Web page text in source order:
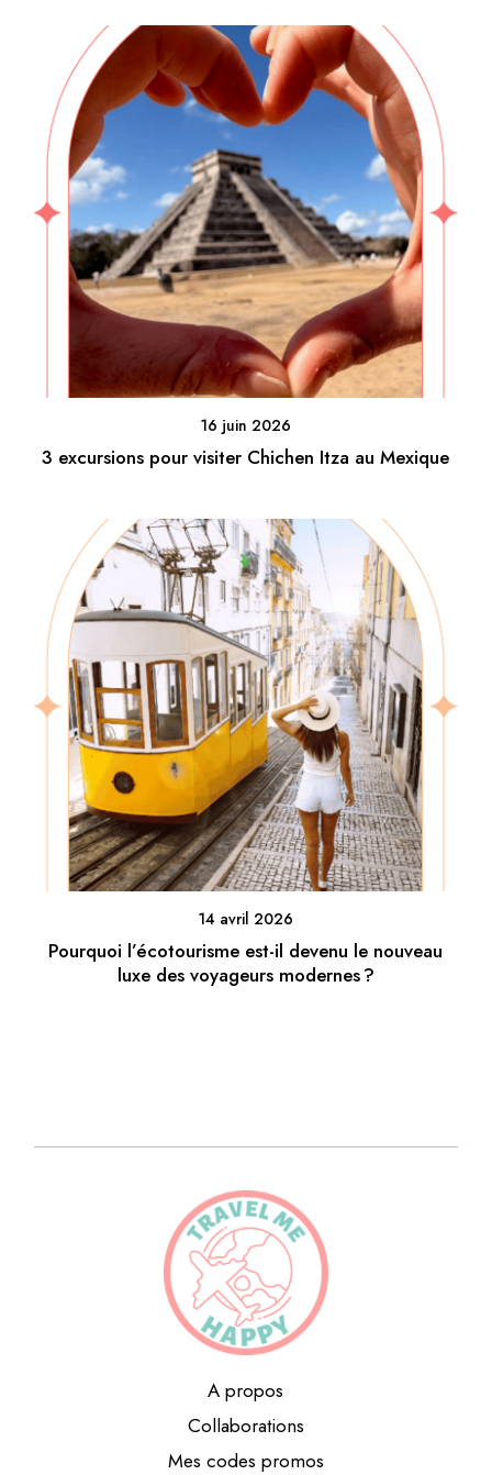
16 juin 2026
3 excursions pour visiter Chichen Itza au Mexique
14 avril 2026
Pourquoi l’écotourisme est-il devenu le nouveau
luxe des voyageurs modernes ?
A propos
Collaborations
Mes codes promos